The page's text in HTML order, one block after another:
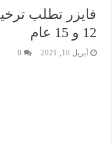
فايزر تطلب
12 و 15 عام
أبريل 10, 2021 0